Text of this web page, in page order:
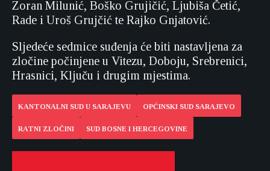
Zoran Milunić, Boško Grujičić, Ljubiša Četić,
Rade i Uroš Grujčić te Rajko Gnjatović.
Sljedeće sedmice suđenja će biti nastavljena za
zločine počinjene u Vitezu, Doboju, Srebrenici,
Hrasnici, Ključu i drugim mjestima.
KANTONALNI SUD U SARAJEVU OPĆINSKI SUD SARAJEVO
RATNI ZLOČINI SUD BOSNE I HERCEGOVINE